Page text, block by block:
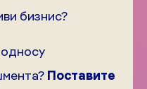
бизнис?
Поставите